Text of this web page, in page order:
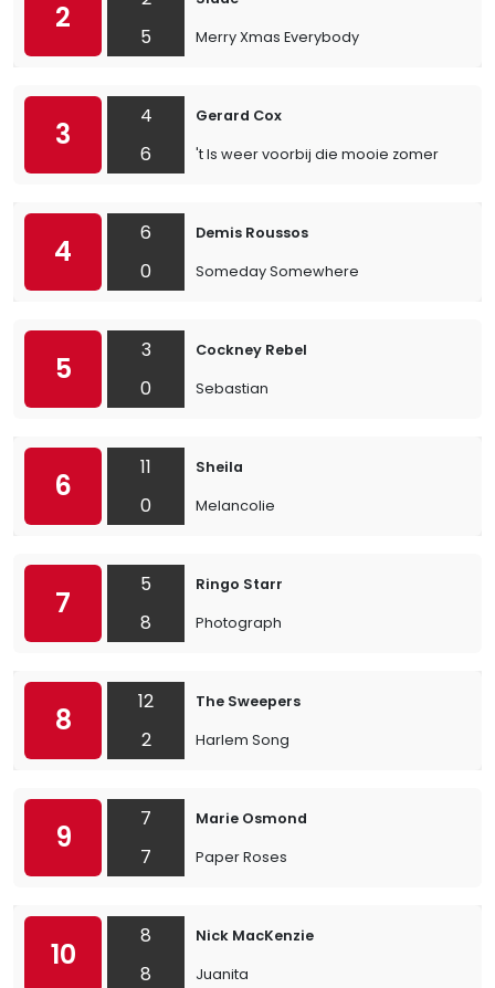
2
5
Merry Xmas Everybody
3
4
6
Gerard Cox
't Is weer voorbij die mooie zomer
4
6
0
Demis Roussos
Someday Somewhere
5
3
0
Cockney Rebel
Sebastian
6
11
0
Sheila
Melancolie
7
5
8
Ringo Starr
Photograph
8
12
2
The Sweepers
Harlem Song
9
7
7
Marie Osmond
Paper Roses
10
8
8
Nick MacKenzie
Juanita